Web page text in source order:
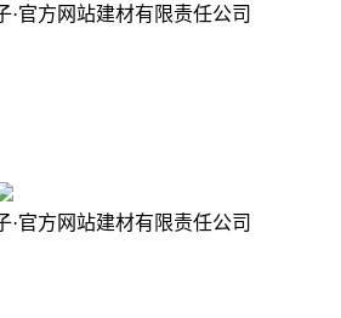
官方网站建材有限责任公司
官方网站建材有限责任公司